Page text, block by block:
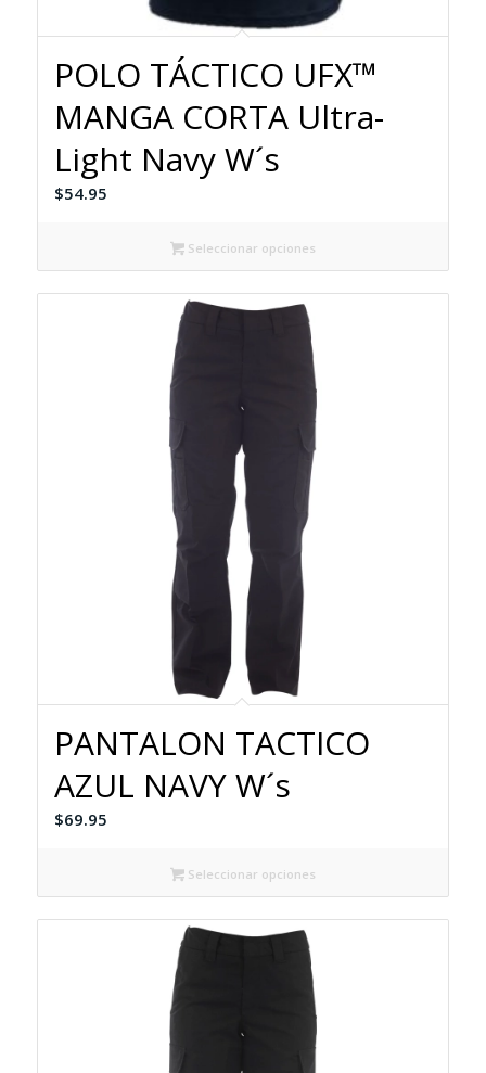
POLO TÁCTICO UFX™
MANGA CORTA Ultra-
Light Navy W´s
$54.95
Seleccionar opciones
PANTALON TACTICO
AZUL NAVY W´s
$69.95
Seleccionar opciones